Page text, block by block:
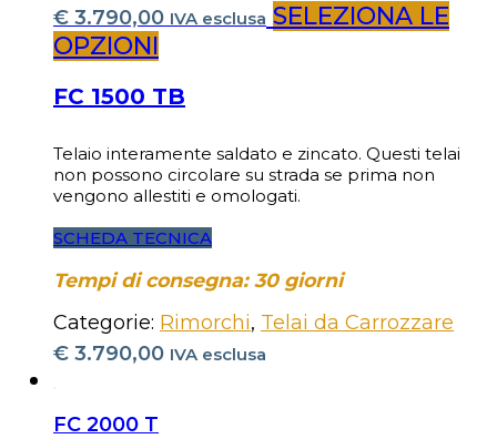
€ 3.790,00 IVA esclusa SELEZIONA LE
OPZIONI
FC 1500 TB
Telaio interamente saldato e zincato. Questi telai
non possono circolare su strada se prima non
vengono allestiti e omologati.
SCHEDA TECNICA
Tempi di consegna: 30 giorni
Categorie: Rimorchi, Telai da Carrozzare
€ 3.790,00 IVA esclusa
FC 2000 T